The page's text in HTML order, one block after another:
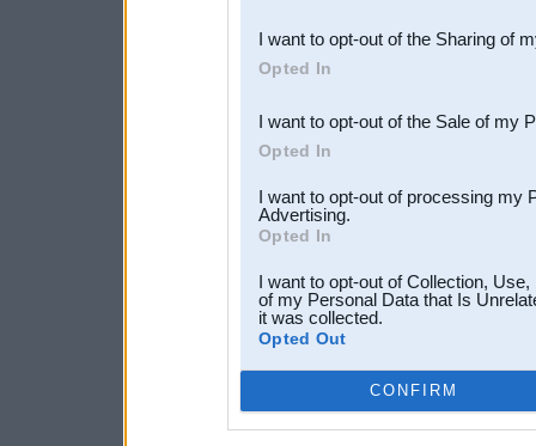
Downstream Participants
third parties.
I want to opt-out of the Sharing of
Opted In
I want to opt-out of the Sale of my
Opted In
I want to opt-out of processing my
Advertising.
Opted In
I want to opt-out of Collection,
of my Personal Data that Is
it was collected.
Opted Out
CONFIRM